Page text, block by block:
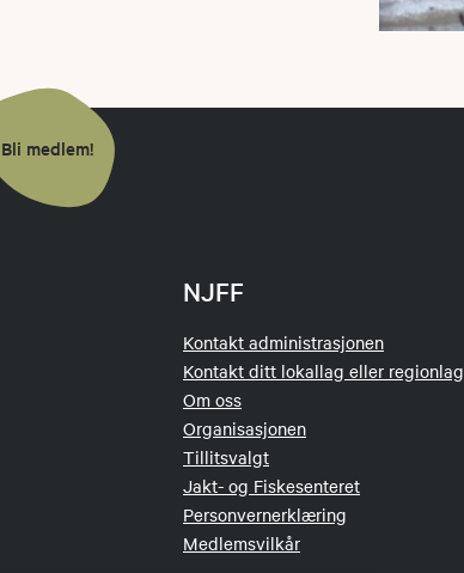
Bli medlem!
NJFF
Kontakt administrasjonen
Kontakt ditt lokallag eller regionlag
Om oss
Organisasjonen
Tillitsvalgt
Jakt- og Fiskesenteret
Personvernerklæring
Medlemsvilkår